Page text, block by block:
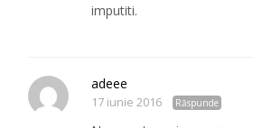
imputiti.
adeee
17 iunie 2016 Răspunde